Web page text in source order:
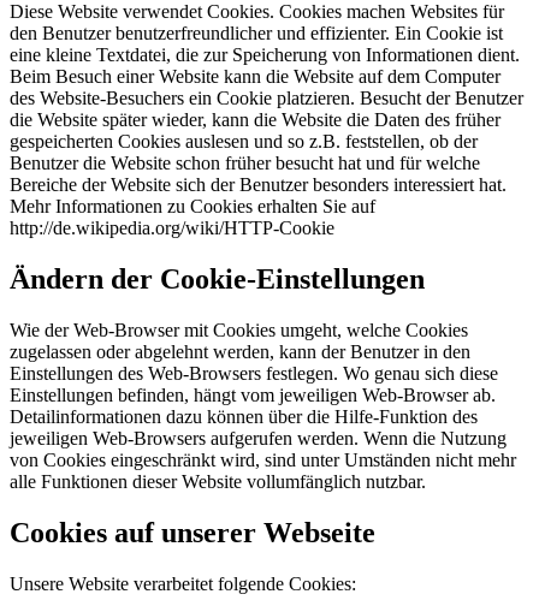
Diese Website verwendet Cookies. Cookies machen Websites für
den Benutzer benutzerfreundlicher und effizienter. Ein Cookie ist
eine kleine Textdatei, die zur Speicherung von Informationen dient.
Beim Besuch einer Website kann die Website auf dem Computer
des Website-Besuchers ein Cookie platzieren. Besucht der Benutzer
die Website später wieder, kann die Website die Daten des früher
gespeicherten Cookies auslesen und so z.B. feststellen, ob der
Benutzer die Website schon früher besucht hat und für welche
Bereiche der Website sich der Benutzer besonders interessiert hat.
Mehr Informationen zu Cookies erhalten Sie auf
http://de.wikipedia.org/wiki/HTTP-Cookie
Ändern der Cookie-Einstellungen
Wie der Web-Browser mit Cookies umgeht, welche Cookies
zugelassen oder abgelehnt werden, kann der Benutzer in den
Einstellungen des Web-Browsers festlegen. Wo genau sich diese
Einstellungen befinden, hängt vom jeweiligen Web-Browser ab.
Detailinformationen dazu können über die Hilfe-Funktion des
jeweiligen Web-Browsers aufgerufen werden. Wenn die Nutzung
von Cookies eingeschränkt wird, sind unter Umständen nicht mehr
alle Funktionen dieser Website vollumfänglich nutzbar.
Cookies auf unserer Webseite
Unsere Website verarbeitet folgende Cookies: